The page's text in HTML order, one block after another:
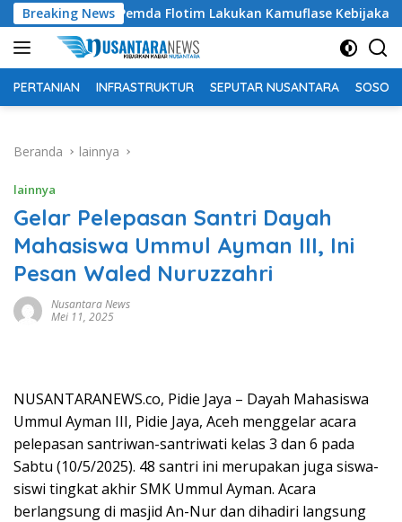
Langsung
ke
konten
Breaking News
Pemda Flotim Lakukan Kamuflase Kebijakan Politik
PERTANIAN INFRASTRUKTUR SEPUTAR NUSANTARA SOSOK
Beranda lainnya
lainnya
Gelar Pelepasan Santri Dayah
Mahasiswa Ummul Ayman III, Ini
Pesan Waled Nuruzzahri
Nusantara News
Mei 11, 2025
NUSANTARANEWS.co, Pidie Jaya – Dayah Mahasiswa
Ummul Ayman III, Pidie Jaya, Aceh menggelar acara
pelepasan santriwan-santriwati kelas 3 dan 6 pada
Sabtu (10/5/2025). 48 santri ini merupakan juga siswa-
siswi tingkat akhir SMK Ummul Ayman. Acara
berlangsung di masjid An-Nur dan dihadiri langsung